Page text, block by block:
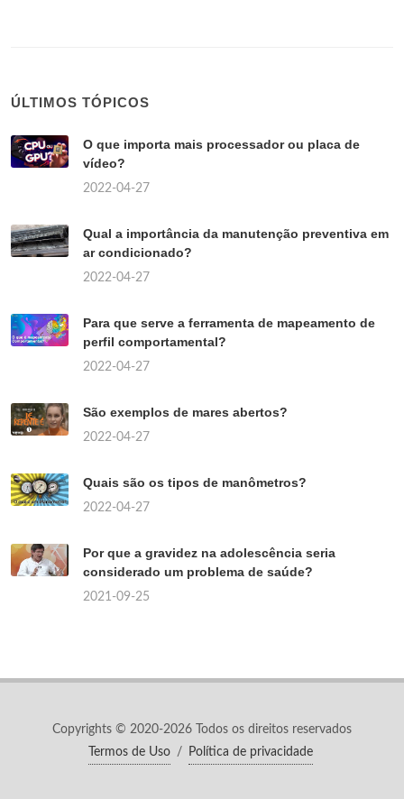
ÚLTIMOS TÓPICOS
O que importa mais processador ou placa de
vídeo?
2022-04-27
Qual a importância da manutenção preventiva em
ar condicionado?
2022-04-27
Para que serve a ferramenta de mapeamento de
perfil comportamental?
2022-04-27
São exemplos de mares abertos?
2022-04-27
Quais são os tipos de manômetros?
2022-04-27
Por que a gravidez na adolescência seria
considerado um problema de saúde?
2021-09-25
Copyrights © 2020-2026 Todos os direitos reservados
Termos de Uso / Política de privacidade